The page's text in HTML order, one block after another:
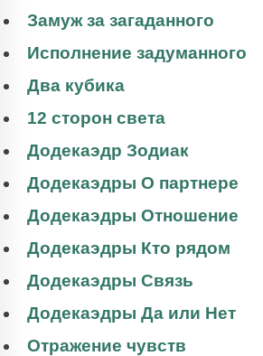
Замуж за загаданного
Исполнение задуманного
Два кубика
12 сторон света
Додекаэдр Зодиак
Додекаэдры О партнере
Додекаэдры Отношение
Додекаэдры Кто рядом
Додекаэдры Связь
Додекаэдры Да или Нет
Отражение чувств